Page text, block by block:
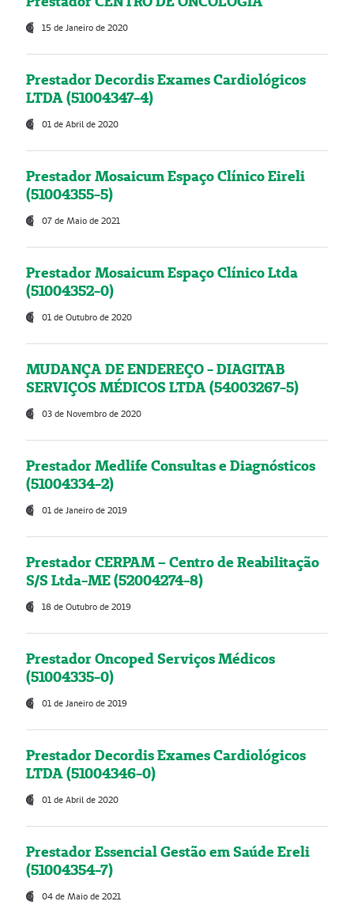
15 de Janeiro de 2020
Prestador Decordis Exames Cardiológicos
LTDA (51004347-4)
01 de Abril de 2020
Prestador Mosaicum Espaço Clínico Eireli
(51004355-5)
07 de Maio de 2021
Prestador Mosaicum Espaço Clínico Ltda
(51004352-0)
01 de Outubro de 2020
MUDANÇA DE ENDEREÇO - DIAGITAB
SERVIÇOS MÉDICOS LTDA (54003267-5)
03 de Novembro de 2020
Prestador Medlife Consultas e Diagnósticos
(51004334-2)
01 de Janeiro de 2019
Prestador CERPAM – Centro de Reabilitação
S/S Ltda-ME (52004274-8)
18 de Outubro de 2019
Prestador Oncoped Serviços Médicos
(51004335-0)
01 de Janeiro de 2019
Prestador Decordis Exames Cardiológicos
LTDA (51004346-0)
01 de Abril de 2020
Prestador Essencial Gestão em Saúde Ereli
(51004354-7)
04 de Maio de 2021